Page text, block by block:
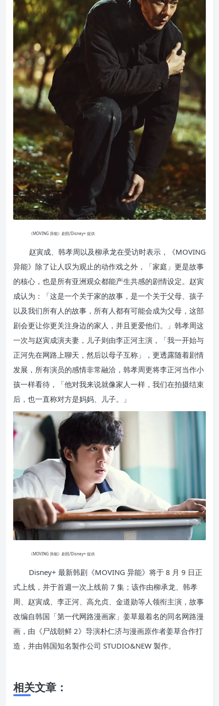
《MOVING 异能》剧照/Disney+ 提供
赵寅成、韩孝周以及柳承龙在受访时表示，《MOVING
异能》除了让人叹为观止的动作戏之外，「家庭」更是故事
的核心，也是所有亚洲观众都能产生共感的剧情设定。赵寅
成认为：「这是一个关于家的故事，是一个关于父母、孩子
以及我们所有人的故事，所有人都有可能会成为父母，这部
剧会更让你更关注身边的家人，并且更爱他们。」韩孝周这
一次与赵寅成演夫妻，儿子则由李正河主演，「我一开始与
正河先在网路上聊天，然后以母子互称」，更透露随着剧情
发展，所有演员的感情非常融洽，韩孝周更将李正河当作小
孩一样看待，「他对我来说就像家人一样，我们在拍摄结束
后，也一直称对方是妈妈、儿子。」
《MOVING 异能》剧照/Disney+ 提供
Disney+ 最新韩剧《MOVING 异能》将于 8 月 9 日正
式上线，并于首週一次上线前 7 集；该作由柳承龙、韩孝
周、赵寅成、李正河、高允贞、金道勋等人领衔主演，故事
改编自韩国「第一代网路漫画家」姜草最着名的同名网路漫
画，由《尸战朝鲜 2》导演朴仁济与漫画原作者姜草合作打
造，并由韩国知名製作公司 STUDIO&NEW 製作。
相关文章：